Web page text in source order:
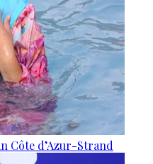
Côte d’Azur-Strand